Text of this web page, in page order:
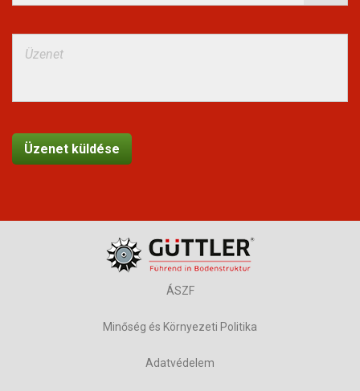
ÁSZF
Minőség és Környezeti Politika
Adatvédelem